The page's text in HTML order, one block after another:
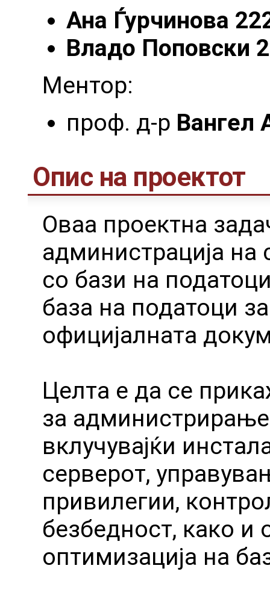
Ана Ѓурчинова
Владо Поповски
Ментор:
проф. д-р Вангел
Опис на проектот
Оваа проектна
администрација на
со бази на
база на податоци
официјалната
Целта е да се
за
вклучувајќи
серверот,
привилегии,
безбедност, како
оптимизација на